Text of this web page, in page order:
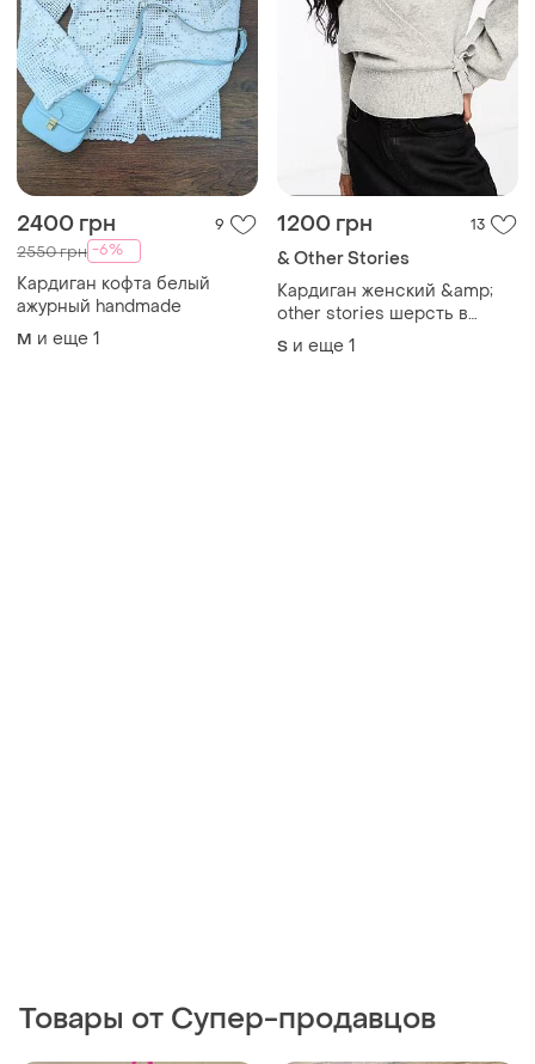
2400 грн 9
2550 грн -6%
Кардиган кофта белый
ажурный handmade
M и еще 1
1200 грн 13
& Other Stories
Кардиган женский &amp;
other stories шерсть в
составе вязаный с запахом
s m
S и еще 1
Товары от Супер-продавцов